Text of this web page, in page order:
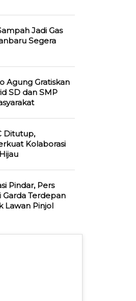
Jadi Gas
Segera
Agung Gratiskan
SD dan SMP
Ditutup,
Kolaborasi
Pindar, Pers
Terdepan
Lawan Pinjol